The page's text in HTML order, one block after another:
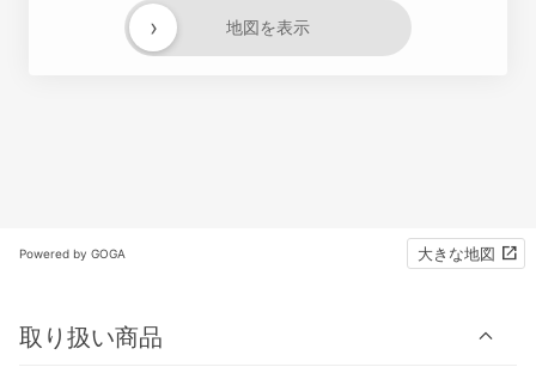
地図を表示
›
Powered by GOGA 大きな地図
取り扱い商品